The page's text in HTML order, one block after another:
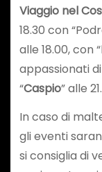
Viaggio nel
18.30 con
alle 18.00, con “
appassionati
“Caspio” alle
In caso di
gli eventi
si consiglia di